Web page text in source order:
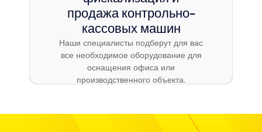
продажа контрольно-
кассовых машин
Наши специалисты подберут для вас
все необходимое оборудование для
оснащения офиса или
производственного объекта.
контрольно-кассовых
машин
Наши специалисты подберут для вас
все необходимое оборудование для
оснащения офиса или
производственного объекта.